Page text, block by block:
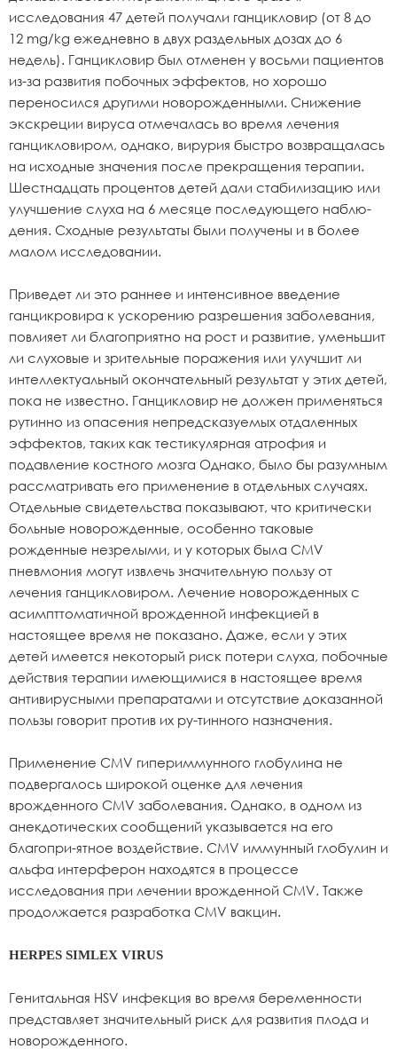
исследования 47 детей получали ганцикловир (от 8 до
12 mg/kg ежедневно в двух раздельных дозах до 6
недель). Ганцикловир был отменен у восьми пациентов
из-за развития побочных эффектов, но хорошо
переносился другими новорожденными. Снижение
экскреции вируса отмечалась во время лечения
ганцикловиром, однако, вирурия быстро возвращалась
на исходные значения после прекращения терапии.
Шестнадцать процентов детей дали стабилизацию или
улучшение слуха на 6 месяце последующего наблю-
дения. Сходные результаты были получены и в более
малом исследовании.
Приведет ли это раннее и интенсивное введение
ганцикровира к ускорению разрешения заболевания,
повлияет ли благоприятно на рост и развитие, уменьшит
ли слуховые и зрительные поражения или улучшит ли
интеллектуальный окончательный результат у этих детей,
пока не известно. Ганцикловир не должен применяться
рутинно из опасения непредсказуемых отдаленных
эффектов, таких как тестикулярная атрофия и
подавление костного мозга Однако, было бы разумным
рассматривать его применение в отдельных случаях.
Отдельные свидетельства показывают, что критически
больные новорожденные, особенно таковые
рожденные незрелыми, и у которых была CMV
пневмония могут извлечь значительную пользу от
лечения ганцикловиром. Лечение новорожденных с
асимпттоматичной врожденной инфекцией в
настоящее время не показано. Даже, если у этих
детей имеется некоторый риск потери слуха, побочные
действия терапии имеющимися в настоящее время
антивирусными препаратами и отсутствие доказанной
пользы говорит против их ру-тинного назначения.
Применение CMV гипериммунного глобулина не
подвергалось широкой оценке для лечения
врожденного CMV заболевания. Однако, в одном из
анекдотических сообщений указывается на его
благопри-ятное воздействие. CMV иммунный глобулин и
альфа интерферон находятся в процессе
исследования при лечении врожденной CMV. Также
продолжается разработка CMV вакцин.
HERPES SIMLEX VIRUS
Генитальная HSV инфекция во время беременности
представляет значительный риск для развития плода и
новорожденного.